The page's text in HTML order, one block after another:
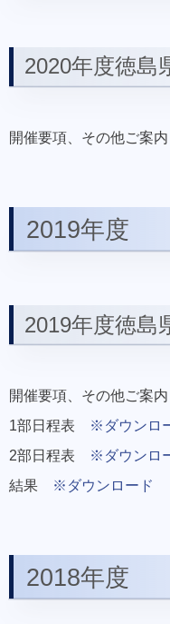
2020年度徳島
開催要項、その他ご案
2019年度
2019年度徳島
開催要項、その他ご案
1部日程表
※ダウンロ
2部日程表
※ダウンロ
結果
※ダウンロード
2018年度